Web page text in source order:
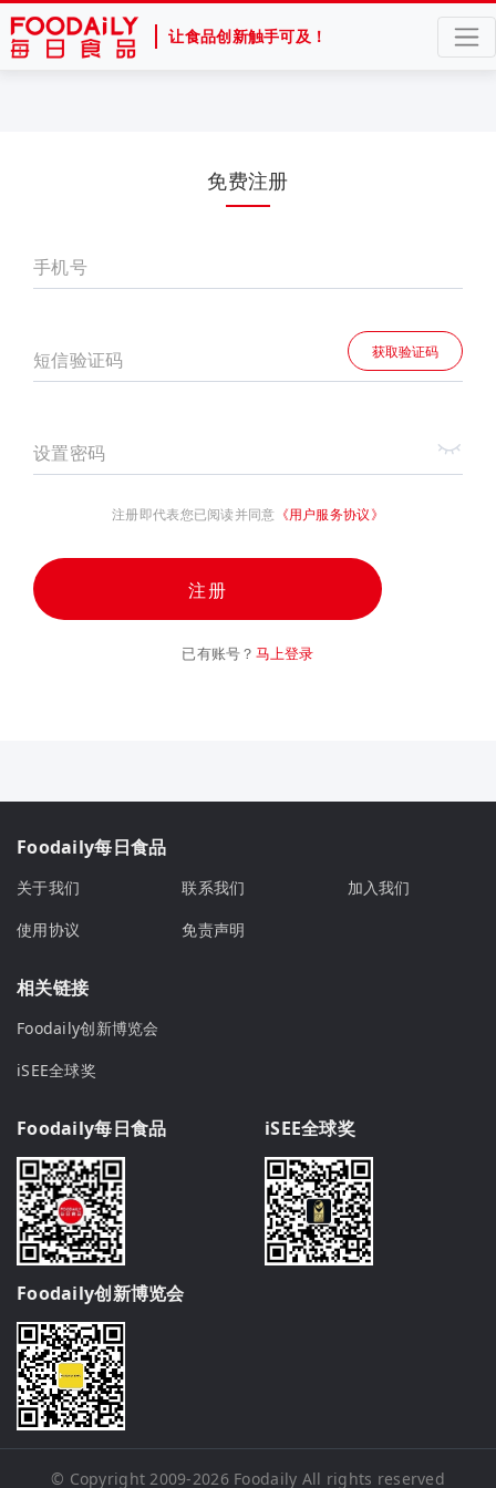
让食品创新触手可及！
免费注册
手机号
短信验证码 获取验证码
设置密码
注册即代表您已阅读并同意 《用户服务协议》
注册
已有账号？ 马上登录
Foodaily每日食品
关于我们 联系我们
加入我们
使用协议
免责声明
相关链接
Foodaily创新博览会
iSEE全球奖
Foodaily每日食品 iSEE全球奖
Foodaily创新博览会
© Copyright 2009-2026 Foodaily All rights reserved